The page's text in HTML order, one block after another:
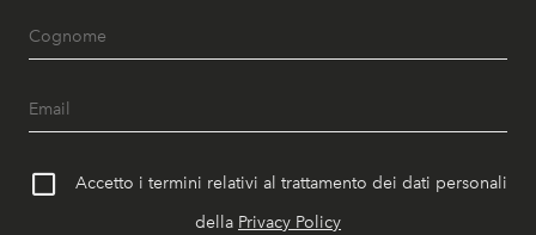
Accetto i termini relativi al trattamento dei dati personali
della Privacy Policy